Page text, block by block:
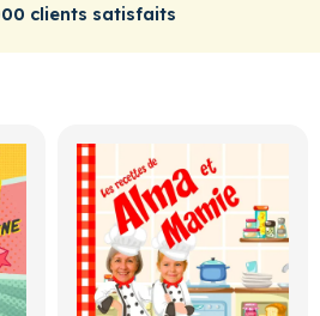
clients satisfaits